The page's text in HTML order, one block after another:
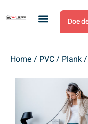
Doe
Home / PVC/ Plank